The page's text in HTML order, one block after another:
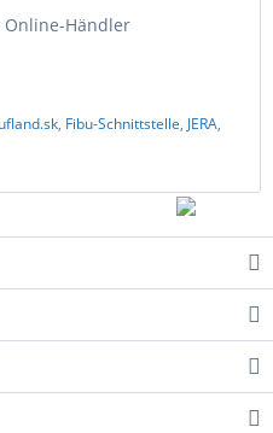
Händler
, Fibu-Schnittstelle, JERA,